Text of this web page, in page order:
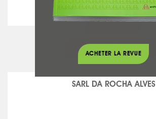
Chauffage - Climatisation
SARL DA ROCHA ALVES
ACHETER LA REVUE